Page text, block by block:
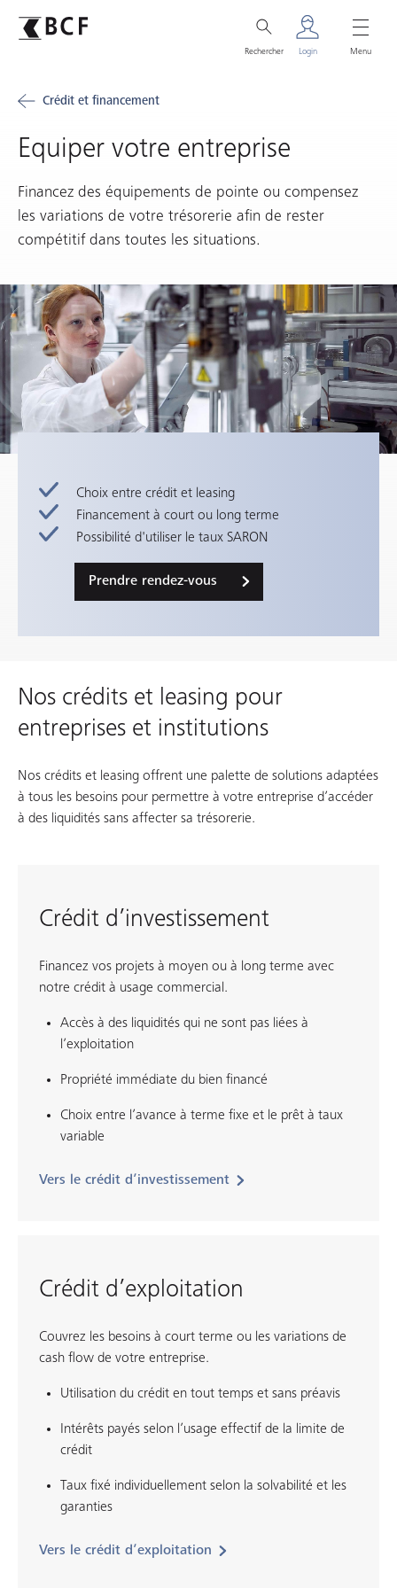
Rechercher Login Menu
Crédit et financement
Equiper votre entreprise
Financez des équipements de pointe ou compensez
les variations de votre trésorerie afin de rester
compétitif dans toutes les situations.
Choix entre crédit et leasing
Financement à court ou long terme
Possibilité d'utiliser le taux SARON
Prendre rendez-vous
Nos crédits et leasing pour
entreprises et institutions
Nos crédits et leasing offrent une palette de solutions adaptées
à tous les besoins pour permettre à votre entreprise d’accéder
à des liquidités sans affecter sa trésorerie.
Crédit d’investissement
Financez vos projets à moyen ou à long terme avec
notre crédit à usage commercial.
Accès à des liquidités qui ne sont pas liées à
l’exploitation
Propriété immédiate du bien financé
Choix entre l’avance à terme fixe et le prêt à taux
variable
Vers le crédit d’investissement
Crédit d’exploitation
Couvrez les besoins à court terme ou les variations de
cash flow de votre entreprise.
Utilisation du crédit en tout temps et sans préavis
Intérêts payés selon l’usage effectif de la limite de
crédit
Taux fixé individuellement selon la solvabilité et les
garanties
Vers le crédit d’exploitation